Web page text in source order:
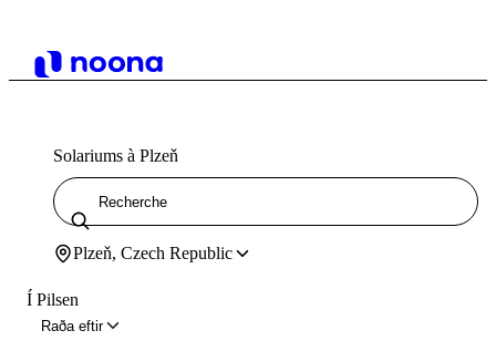
Solariums à Plzeň
Plzeň, Czech Republic
Í Pilsen
Raða eftir